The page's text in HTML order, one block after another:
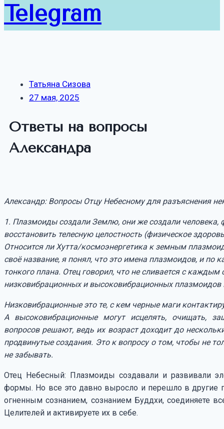
Telegram
Татьяна Сизова
27 мая, 2025
Ответы на вопросы
Александра
Александр: Вопросы Отцу Небесному для разъяснения
1. Плазмоиды создали Землю, они же создали человека,
восстановить телесную целостность (физическое
Относится ли Хутта/космоэнергетика к земным
своё название, я понял, что это имена плазмоидов, и по
тонкого плана. Отец говорил, что не сливается с
низковибрационных и высоковибрационных плазмоидов
Низковибрационные это те, с кем черные маги
А высоковибрационные могут исцелять, очищать,
вопросов решают, ведь их возраст доходит до
продвинутые создания. Это к вопросу о том, чтобы не
не забывать.
Отец Небесный: Плазмоиды создавали и развивали
формы. Но все это давно выросло и перешло в другие
огненным сознанием, сознанием Буддхи, соединяете
Целителей и активируете их в себе.